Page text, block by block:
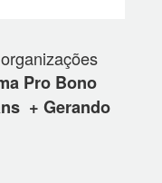
Pro Bono
+ Gerando